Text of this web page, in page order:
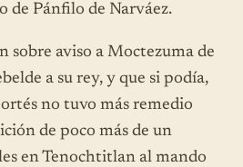
de Pánfilo de Narváez.
sobre aviso a Moctezuma de
a su rey, y que si podía,
no tuvo más remedio
de poco más de un
en Tenochtitlan al mando